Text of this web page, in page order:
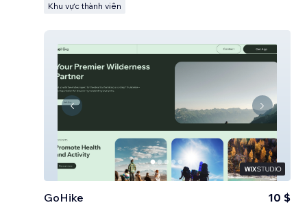
Khu vực thành viên
GoHike 10 $